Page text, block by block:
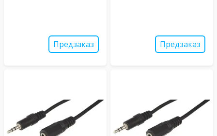
Предзаказ Предзаказ